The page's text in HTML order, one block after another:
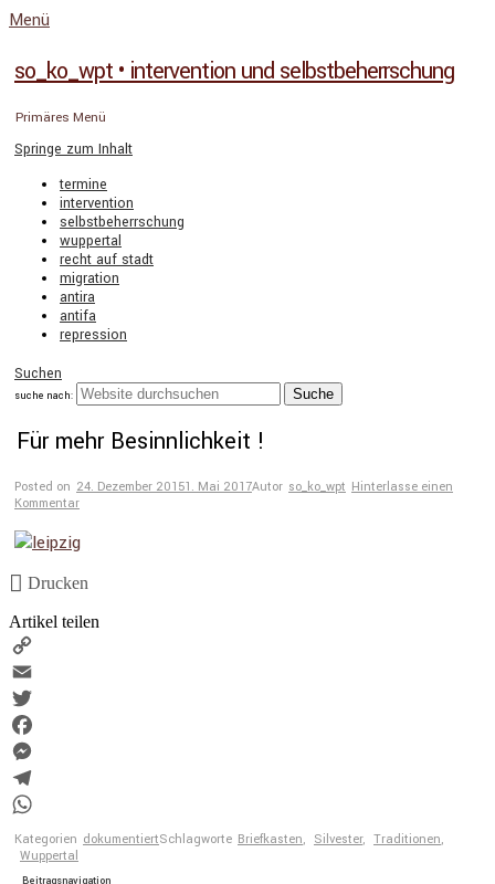
Menü
so_ko_wpt • intervention und selbstbeherrschung
Primäres Menü
Springe zum Inhalt
termine
intervention
selbstbeherrschung
wuppertal
recht auf stadt
migration
antira
antifa
repression
Suchen
suche nach:
Für mehr Besinnlichkeit !
Posted on 24. Dezember 20151. Mai 2017Autor so_ko_wpt Hinterlasse einen
Kommentar
Drucken
Artikel teilen
Copy
Link
Email
Twitter
Facebook
Messenger
Telegram
WhatsApp
Kategorien dokumentiertSchlagworte Briefkasten, Silvester, Traditionen,
Wuppertal
Beitragsnavigation